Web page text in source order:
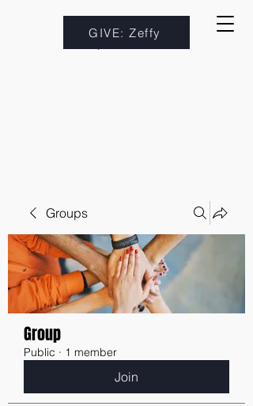
GIVE: Zeffy
Groups
Group
Public · 1 member
Join